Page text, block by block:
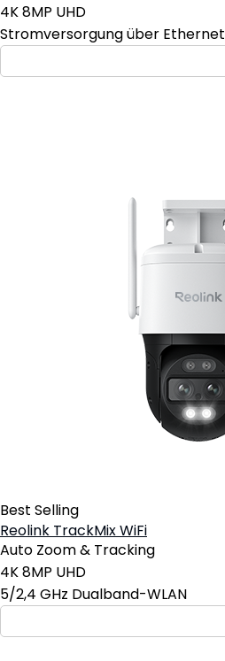
4K 8MP UHD
Stromversorgung über Ethernet
Best Selling
Reolink TrackMix WiFi
Auto Zoom & Tracking
4K 8MP UHD
5/2,4 GHz Dualband-WLAN